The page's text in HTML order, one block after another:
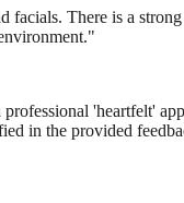
There is a
"
'heartfelt'
in the provided